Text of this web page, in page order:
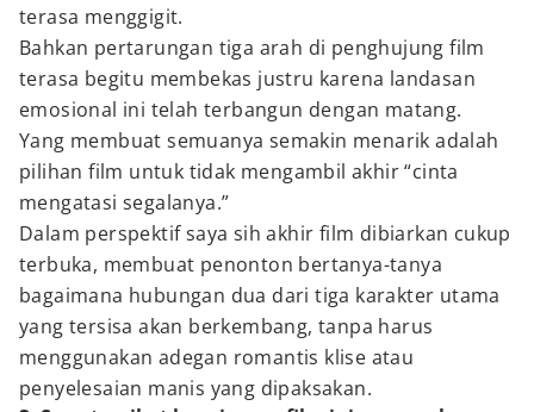
terasa menggigit.
Bahkan pertarungan tiga arah di penghujung film
terasa begitu membekas justru karena landasan
emosional ini telah terbangun dengan matang.
Yang membuat semuanya semakin menarik adalah
pilihan film untuk tidak mengambil akhir “cinta
mengatasi segalanya.”
Dalam perspektif saya sih akhir film dibiarkan cukup
terbuka, membuat penonton bertanya-tanya
bagaimana hubungan dua dari tiga karakter utama
yang tersisa akan berkembang, tanpa harus
menggunakan adegan romantis klise atau
penyelesaian manis yang dipaksakan.